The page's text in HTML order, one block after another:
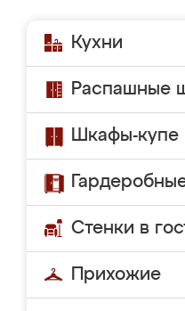
Кухни
Распашные
Шкафы-купе
Стенки в
Прихожие